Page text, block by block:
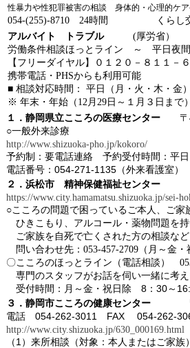
性暴力や性犯罪被害の相談 身体的・心理的ケ
054-(255)-8710 24時間 くらし交
アルバイト トラブル(厚労省）
労働条件相談ほっとライン ～ 平日夜
【フリーダイヤル】０１２０－８１１－
携帯電話・PHSからも利用可能
■ 相談対応時間： 平日（月・火・木
※ 年末・年始（12月29日～１月３日
１．静岡県立こころの医療センター 〒
○一般外来診療
http://www.shizuoka-pho.jp/kokoro/
予約制：要電話連絡 予約受付時間：平
電話番号：054-271-1135（外来看護室）
２．浜松市 精神保健福祉センター
https://www.city.hamamatsu.shizuoka.jp/sei-
○こころの問題で困っているご本人、ご家
ひきこもり、アルコール・薬物問題を
ご家族を自死で亡くされた方の相談など
問い合わせ先：053-457-2709（月～金・
〇こころのほっとライン（電話相談）
専門のスタッフがお話を伺い一緒に考え
受付時間：月～金・祝日除 8：30～
３．静岡市こころの健康センター 〒
電話 054-262-3011 FAX 054-262-
http://www.city.shizuoka.jp/630_000169.html
（1）来所相談（対象：本人またはご家族）